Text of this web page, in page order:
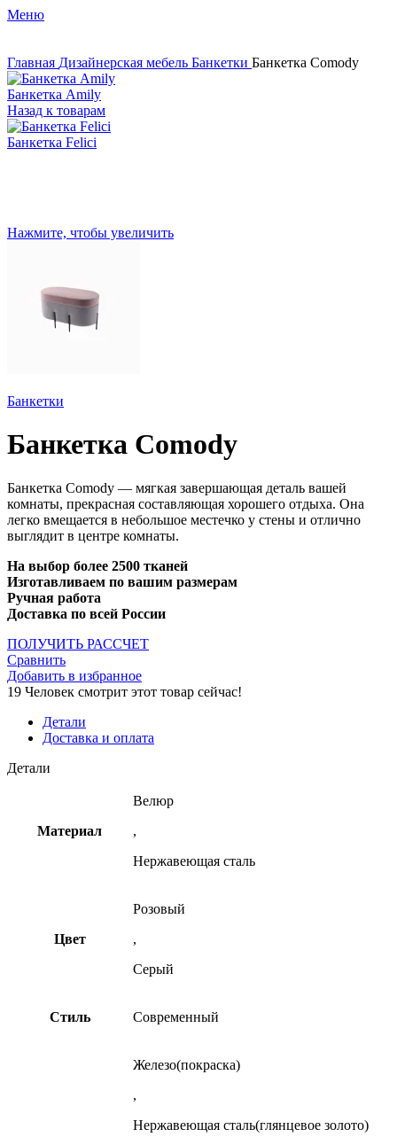
Меню
Главная Дизайнерская мебель Банкетки Банкетка Comody
Банкетка Amily
Назад к товарам
Банкетка Felici
Нажмите, чтобы увеличить
Банкетки
Банкетка Comody
Банкетка Comody — мягкая завершающая деталь вашей
комнаты, прекрасная составляющая хорошего отдыха. Она
легко вмещается в небольшое местечко у стены и отлично
выглядит в центре комнаты.
На выбор более 2500 тканей
Изготавливаем по вашим размерам
Ручная работа
Доставка по всей России
ПОЛУЧИТЬ РАССЧЕТ
Сравнить
Добавить в избранное
19 Человек смотрит этот товар сейчас!
Детали
Доставка и оплата
Детали
Материал
Велюр
,
Нержавеющая сталь
Цвет
Розовый
,
Серый
Стиль Современный
Железо(покраска)
,
Нержавеющая сталь(глянцевое золото)